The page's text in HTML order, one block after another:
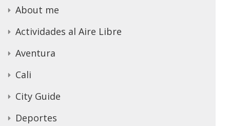
About me
Actividades al Aire Libre
Aventura
Cali
City Guide
Deportes